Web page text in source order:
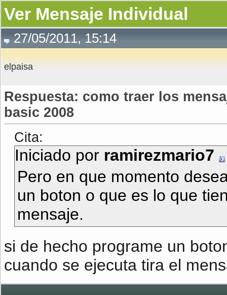
Ver Mensaje Individual
27/05/2011, 15:14
elpaisa
Respuesta: como traer los
basic 2008
Cita:
Iniciado por ramirezmario7
Pero en que momento
un boton o que es lo que
mensaje.
si de hecho programe un
cuando se ejecuta tira el